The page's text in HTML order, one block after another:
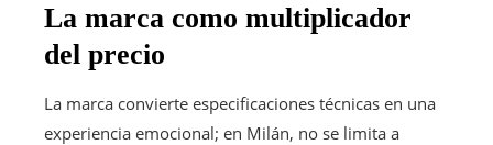
La marca como multiplicador
del precio
La marca convierte especificaciones técnicas en una
experiencia emocional; en Milán, no se limita a